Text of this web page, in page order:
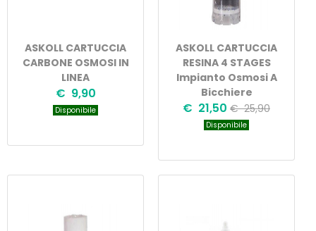
ASKOLL CARTUCCIA
CARBONE OSMOSI IN
LINEA
€ 9,90
Disponibile
ASKOLL CARTUCCIA
RESINA 4 STAGES
Impianto Osmosi A
Bicchiere
€ 21,50 € 25,90
Disponibile